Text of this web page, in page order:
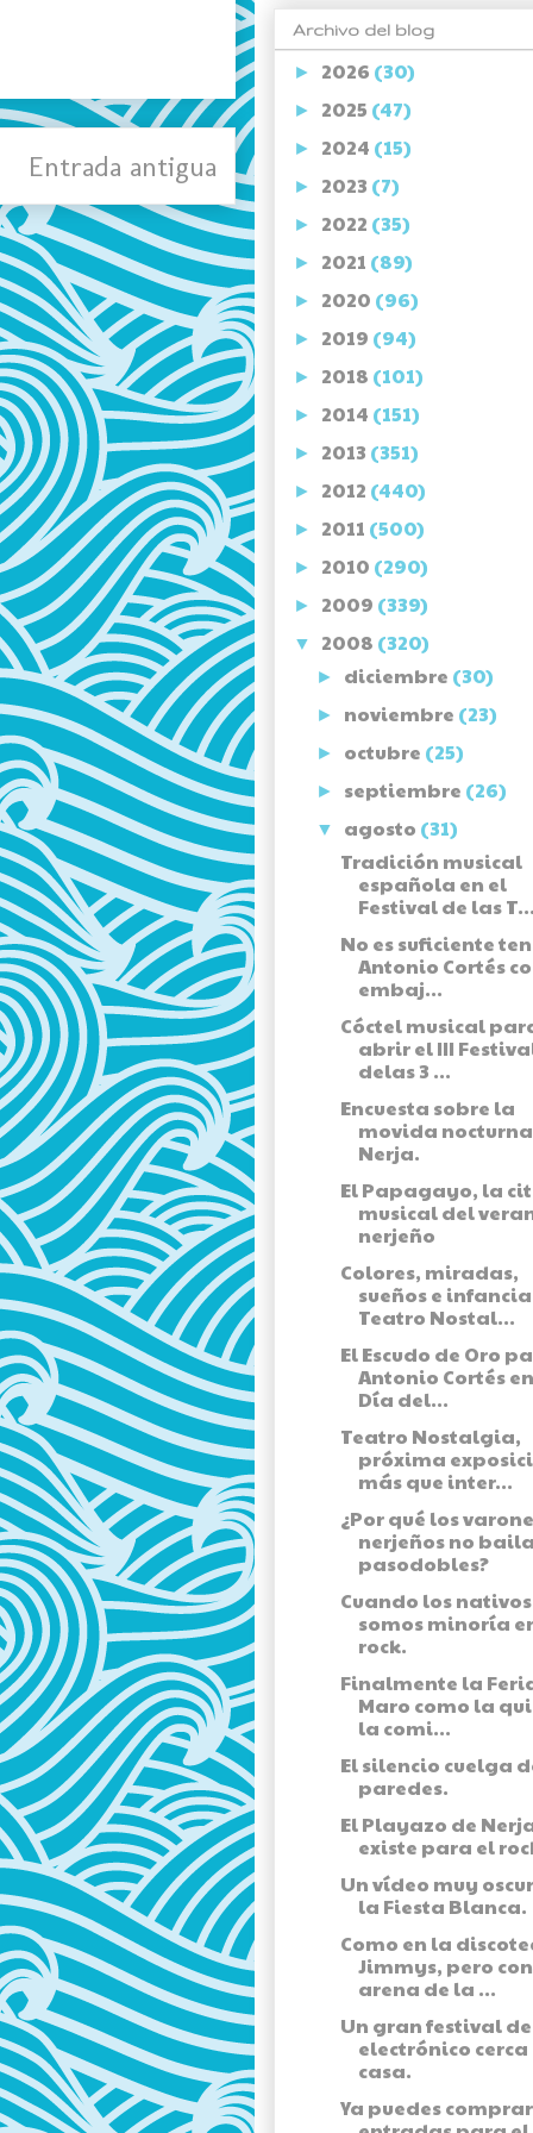
Entrada antigua
Archivo del blog
► 2026 (30)
► 2025 (47)
► 2024 (15)
► 2023 (7)
► 2022 (35)
► 2021 (89)
► 2020 (96)
► 2019 (94)
► 2018 (101)
► 2014 (151)
► 2013 (351)
► 2012 (440)
► 2011 (500)
► 2010 (290)
► 2009 (339)
▼ 2008 (320)
► diciembre (30)
► noviembre (23)
► octubre (25)
► septiembre (26)
▼ agosto (31)
Tradición musical
española en el
Festival de las
No es suficiente
Antonio Cortés
embaj...
Cóctel musical
abrir el III
delas 3 ...
Encuesta sobre la
movida
Nerja.
El Papagayo, la
musical del
nerjeño
Colores, miradas,
sueños e
Teatro Nostal...
El Escudo de Oro
Antonio Cortés
Día del...
Teatro Nostalgia,
próxima
más que inter...
¿Por qué los
nerjeños no
pasodobles?
Cuando los nativos
somos minoría
rock.
Finalmente la
Maro como la
la comi...
El silencio cuelga
paredes.
El Playazo de
existe para el
Un vídeo muy
la Fiesta Blanca.
Como en la
Jimmys, pero con
arena de la ...
Un gran festival
electrónico cerca
casa.
Ya puedes